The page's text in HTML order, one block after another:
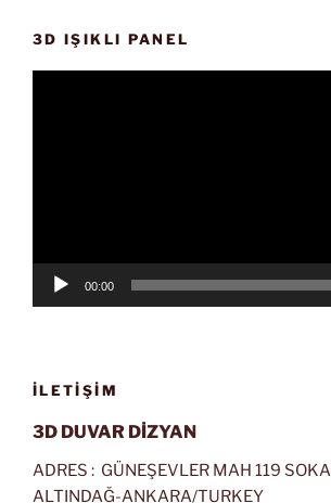
3D IŞIKLI PANEL
00:00
İLETIŞIM
3D DUVAR DİZYAN
ADRES : GÜNEŞEVLER MAH 119
ALTINDAĞ-ANKARA/TURKEY